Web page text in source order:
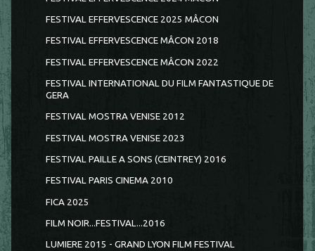
FESTIVAL EFFERVESCENCE 2025 MÂCON
FESTIVAL EFFERVESCENCE MÂCON 2018
FESTIVAL EFFERVESCENCE MÂCON 2022
FESTIVAL INTERNATIONAL DU FILM FANTASTIQUE DE
GERA
FESTIVAL MOSTRA VENISE 2012
FESTIVAL MOSTRA VENISE 2023
FESTIVAL PAILLE A SONS (CEINTREY) 2016
FESTIVAL PARIS CINEMA 2010
FICA 2025
FILM NOIR...FESTIVAL...2016
LUMIERE 2015 - GRAND LYON FILM FESTIVAL